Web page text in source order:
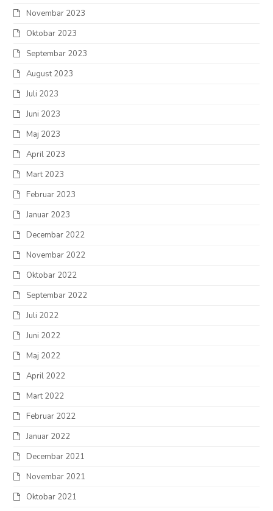
Novembar 2023
Oktobar 2023
Septembar 2023
August 2023
Juli 2023
Juni 2023
Maj 2023
April 2023
Mart 2023
Februar 2023
Januar 2023
Decembar 2022
Novembar 2022
Oktobar 2022
Septembar 2022
Juli 2022
Juni 2022
Maj 2022
April 2022
Mart 2022
Februar 2022
Januar 2022
Decembar 2021
Novembar 2021
Oktobar 2021